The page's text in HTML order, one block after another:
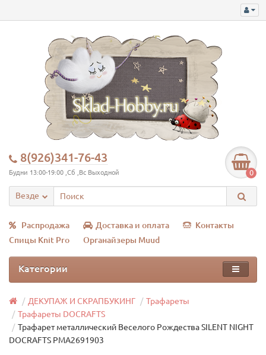
8(926)341-76-43
Будни 13:00-19:00 ,Сб ,Вс Выходной 0
Везде
Распродажа Доставка и оплата
Контакты
Спицы Knit Pro
Органайзеры Muud
Категории
ДЕКУПАЖ И СКРАПБУКИНГ
Трафареты
Трафареты DOCRAFTS
Трафарет металлический Веселого Рождества SILENT NIGHT
DOCRAFTS PMA2691903